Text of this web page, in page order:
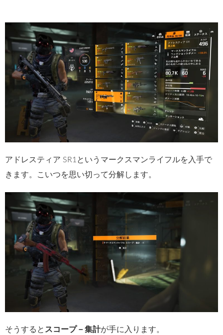
アドレスティア SR1というマークスマンライフルを入手で
きます。こいつを思い切って分解します。
そうすると スコープ－集計が手に入ります。